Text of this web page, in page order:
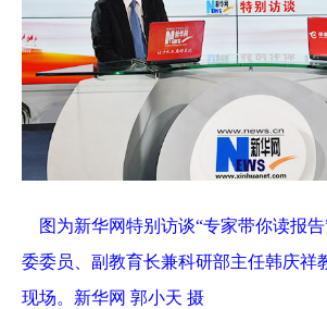
图为新华网特别访谈“专家带你读报
委委员、副教育长兼科研部主任韩庆祥
现场。新华网 郭小天 摄